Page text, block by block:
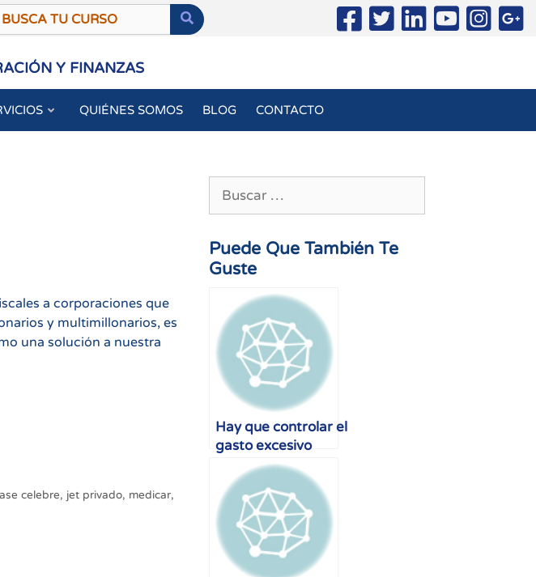
Y FINANZAS
QUIÉNES SOMOS BLOG CONTACTO
a corporaciones que
y multimillonarios, es
una solución a nuestra
celebre, jet privado, medicar,
Puede Que También Te
Guste
Hay que controlar el
gasto excesivo